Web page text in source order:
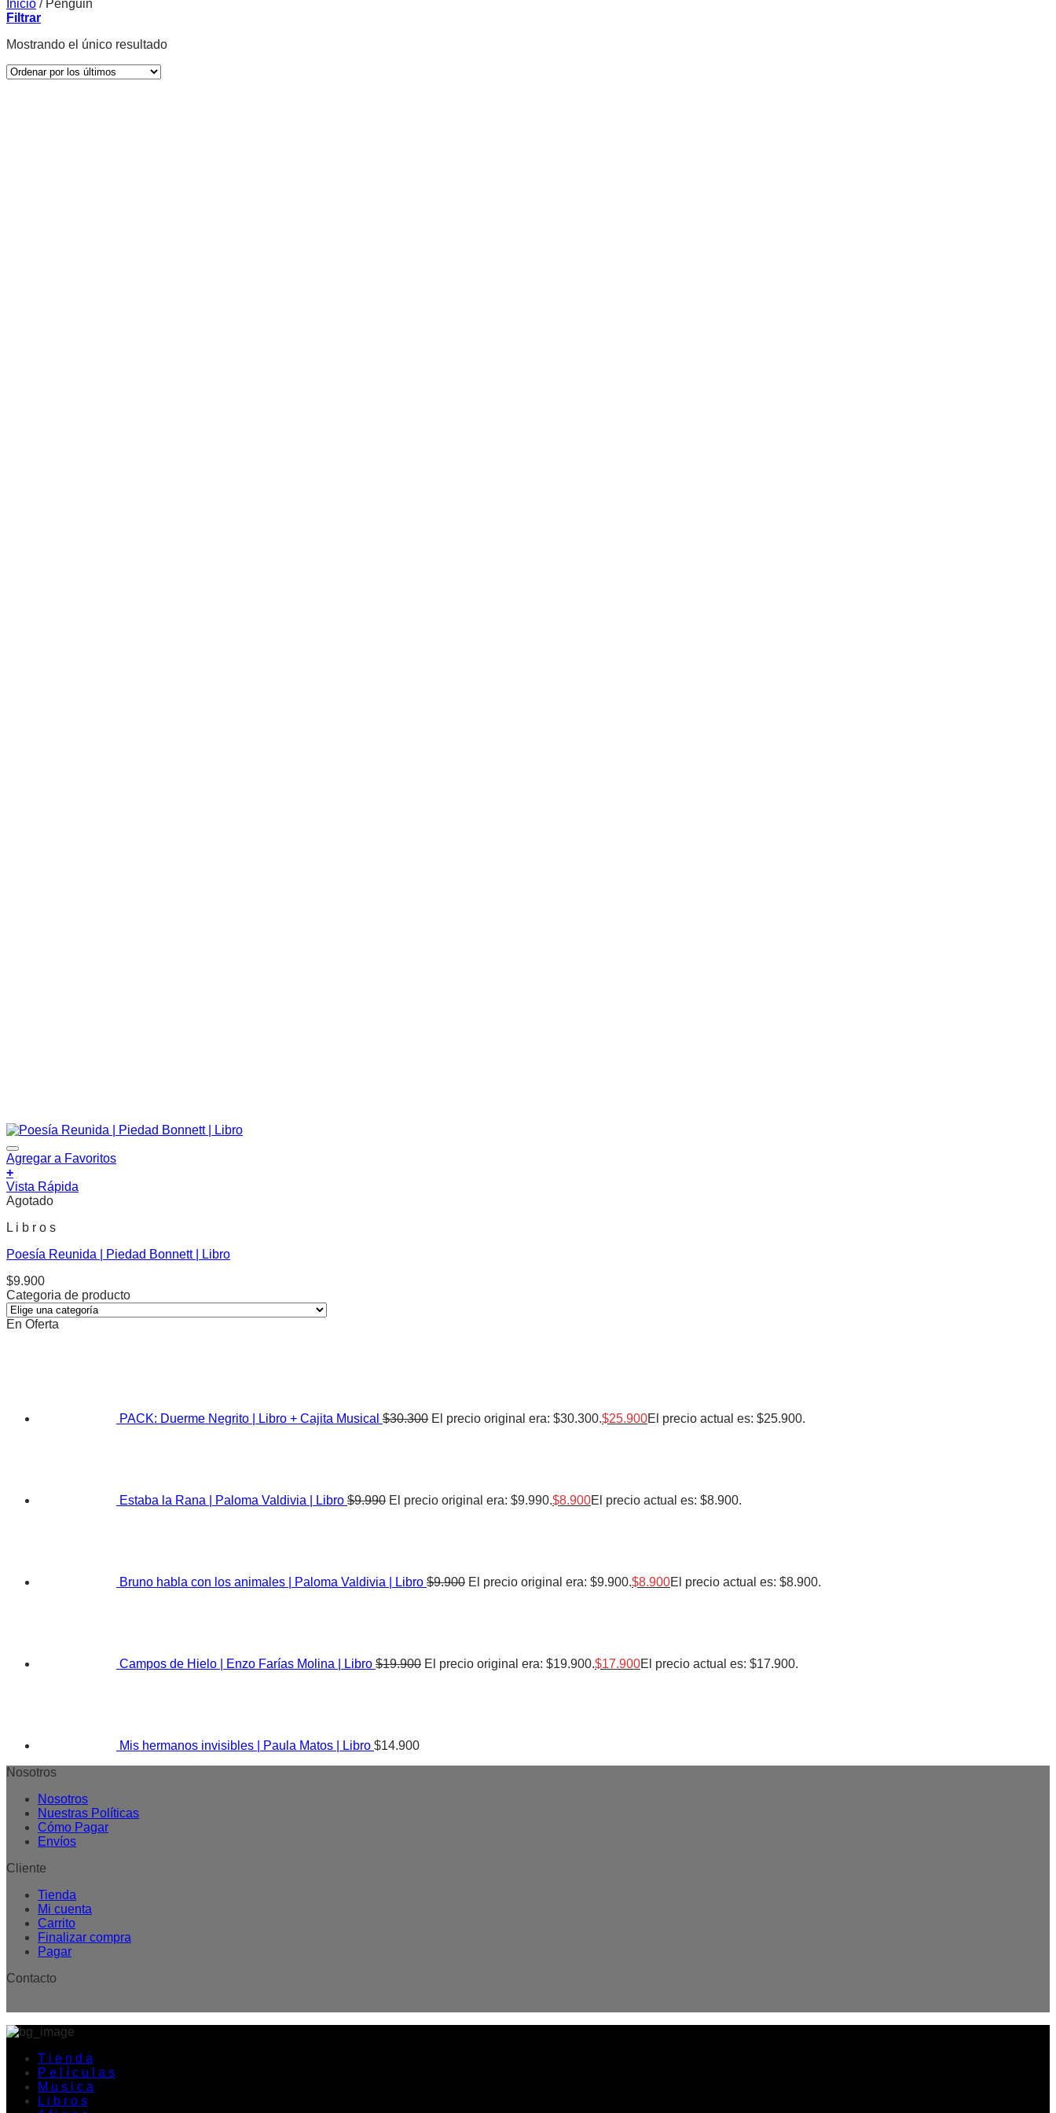
Inicio /Penguin
Filtrar
Mostrando el único resultado
Agregar a Favoritos
+
Vista Rápida
Agotado
L i b r o s
Poesía Reunida | Piedad Bonnett | Libro
$9.900
Categoria de producto
En Oferta
PACK: Duerme Negrito | Libro + Cajita Musical $30.300 El precio original era: $30.300.$25.900El precio actual es: $25.900.
Estaba la Rana | Paloma Valdivia | Libro $9.990 El precio original era: $9.990.$8.900El precio actual es: $8.900.
Bruno habla con los animales | Paloma Valdivia | Libro $9.900 El precio original era: $9.900.$8.900El precio actual es: $8.900.
Campos de Hielo | Enzo Farías Molina | Libro $19.900 El precio original era: $19.900.$17.900El precio actual es: $17.900.
Mis hermanos invisibles | Paula Matos | Libro $14.900
Nosotros
Nosotros
Nuestras Políticas
Cómo Pagar
Envíos
Cliente
Tienda
Mi cuenta
Carrito
Finalizar compra
Pagar
Contacto
T i e n d a
P e l í c u l a s
M u s i c a
L i b r o s